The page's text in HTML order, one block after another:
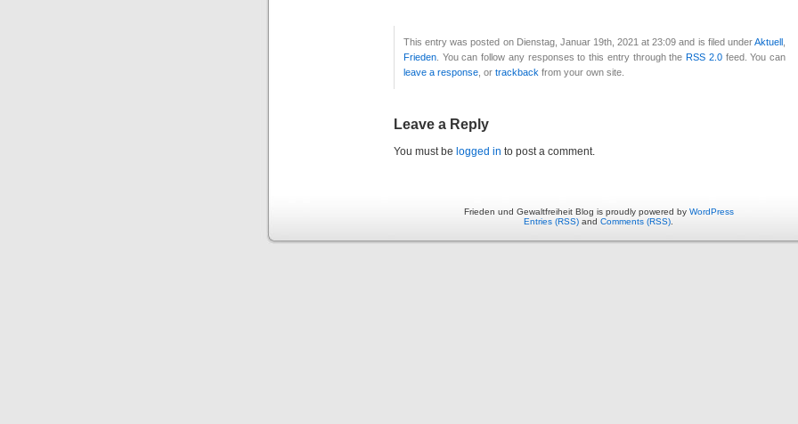
This entry was posted on Dienstag, Januar 19th, 2021 at 23:09 and is filed underAktuell
Frieden . You can follow any responses to this entry through theRSS 2.0feed. You can
leave a response , or trackback from your own site.
Leave a Reply
You must be logged in to post a comment.
Frieden und Gewaltfreiheit Blog is proudly powered by WordPress
Entries (RSS) and Comments (RSS)